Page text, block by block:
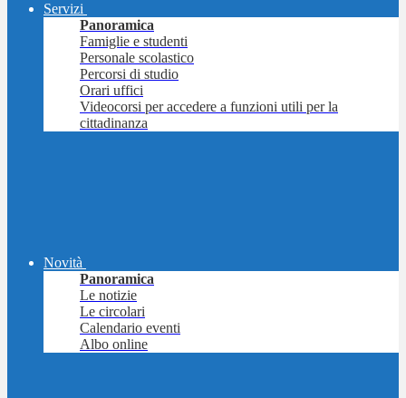
Servizi
Panoramica
Famiglie e studenti
Personale scolastico
Percorsi di studio
Orari uffici
Videocorsi per accedere a funzioni utili per la
cittadinanza
Novità
Panoramica
Le notizie
Le circolari
Calendario eventi
Albo online